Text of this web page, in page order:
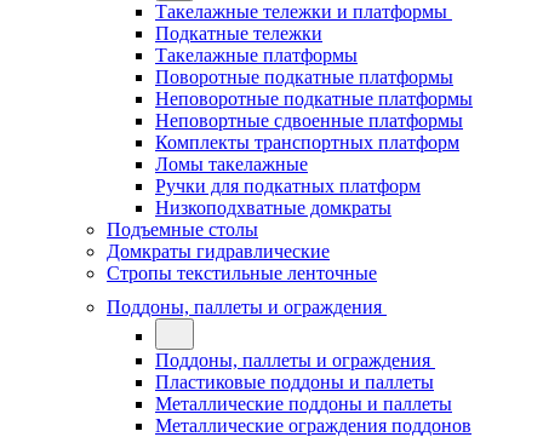
Такелажные тележки и платформы
Подкатные тележки
Такелажные платформы
Поворотные подкатные платформы
Неповоротные подкатные платформы
Неповортные сдвоенные платформы
Комплекты транспортных платформ
Ломы такелажные
Ручки для подкатных платформ
Низкоподхватные домкраты
Подъемные столы
Домкраты гидравлические
Стропы текстильные ленточные
Поддоны, паллеты и ограждения
Поддоны, паллеты и ограждения
Пластиковые поддоны и паллеты
Металлические поддоны и паллеты
Металлические ограждения поддонов